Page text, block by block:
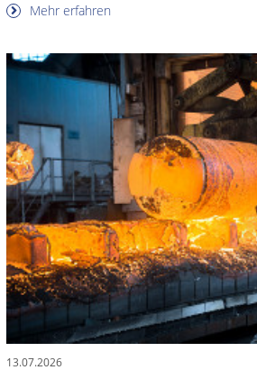
Mehr erfahren
13.07.2026